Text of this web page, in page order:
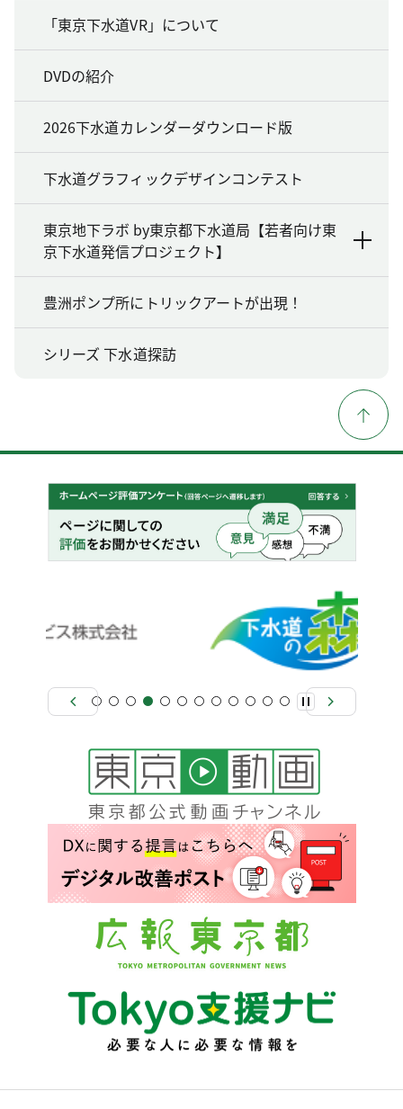
「東京下水道VR」について
DVDの紹介
2026下水道カレンダーダウンロード版
下水道グラフィックデザインコンテスト
東京地下ラボ by東京都下水道局【若者向け東
京下水道発信プロジェクト】
豊洲ポンプ所にトリックアートが出現！
シリーズ 下水道探訪